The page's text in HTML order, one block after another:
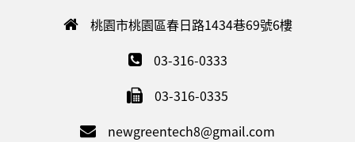
桃園市桃園區春日路1434巷69號6樓
03-316-0333
03-316-0335
newgreentech8@gmail.com